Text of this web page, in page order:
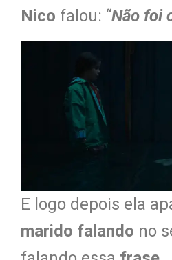
Nico falou: “Não foi
E logo depois ela
marido falando no